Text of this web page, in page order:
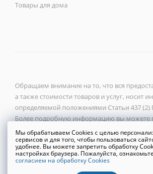
Товары для дома
Обращаем внимание на то, что вся
а также стоимости товаров и услуг, носит
определяемой положениями Статьи 437 (2)
Более подробную информацию вы можете
ООО «Новый город» 2026 ©, ИНН
Политика конфиденциальности
Мы обрабатываем Cookies с целью
сервисов и для того, чтобы пользоваться
удобнее. Вы можете запретить обработку
настройках браузера. Пожалуйста,
согласием на обработку Cookies